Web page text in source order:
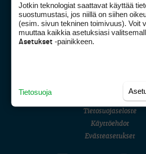
Golfpisteen
DSA avoimuusraportti
Asiakaspalvelu
(digi)
Tietosuojaseloste
Käyttöehdot
Evästeasetukset
Jotkin teknologiat saattavat käyttää
suostumustasi, jos niillä on siihen
(esim. sivun tekninen toimivuus). Voit
muuttaa kaikkia asetuksiasi
Asetukset -painikkeen.
Tietosuoja